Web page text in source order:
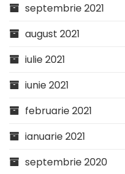
septembrie 2021
august 2021
iulie 2021
iunie 2021
februarie 2021
ianuarie 2021
septembrie 2020